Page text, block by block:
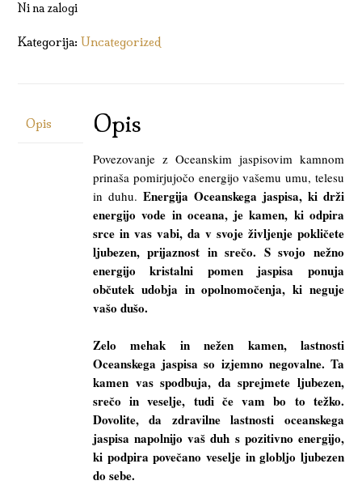
Ni na zalogi
Kategorija: Uncategorized
Opis Opis
Povezovanje z Oceanskim jaspisovim kamnom
prinaša pomirjujočo energijo vašemu umu, telesu
in duhu. Energija Oceanskega jaspisa, ki drži
energijo vode in oceana, je kamen, ki odpira
srce in vas vabi, da v svoje življenje pokličete
ljubezen, prijaznost in srečo. S svojo nežno
energijo kristalni pomen jaspisa ponuja
občutek udobja in opolnomočenja, ki neguje
vašo dušo.
Zelo mehak in nežen kamen, lastnosti
Oceanskega jaspisa so izjemno negovalne. Ta
kamen vas spodbuja, da sprejmete ljubezen,
srečo in veselje, tudi če vam bo to težko.
Dovolite, da zdravilne lastnosti oceanskega
jaspisa napolnijo vaš duh s pozitivno energijo,
ki podpira povečano veselje in globljo ljubezen
do sebe.